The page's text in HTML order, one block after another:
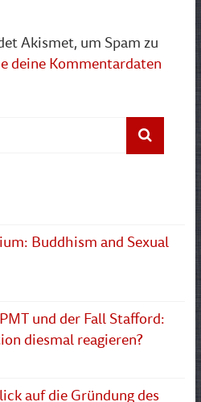
Akismet, um Spam zu
deine Kommentardaten
Buddhism and Sexual
und der Fall Stafford:
diesmal reagieren?
auf die Gründung des